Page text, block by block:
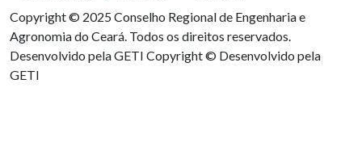
Copyright © 2025 Conselho Regional de Engenharia e
Agronomia do Ceará. Todos os direitos reservados.
Desenvolvido pela GETI Copyright © Desenvolvido pela
GETI